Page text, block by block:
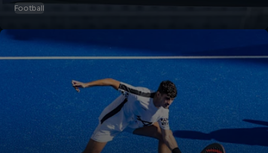
Football